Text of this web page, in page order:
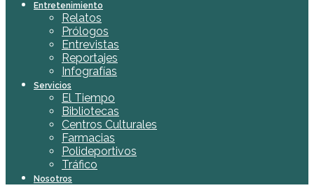
Entretenimiento
Relatos
Prólogos
Entrevistas
Reportajes
Infografías
Servicios
El Tiempo
Bibliotecas
Centros Culturales
Farmacias
Polideportivos
Tráfico
Nosotros